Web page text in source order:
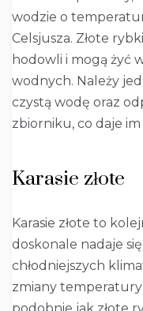
wodzie o
Celsjusza. Złote
hodowli i mogą żyć
wodnych. Należy
czystą wodę oraz
zbiorniku, co daje
Karasie złote
Karasie złote to
doskonale nadaje
chłodniejszych
zmiany
podobnie jak złote